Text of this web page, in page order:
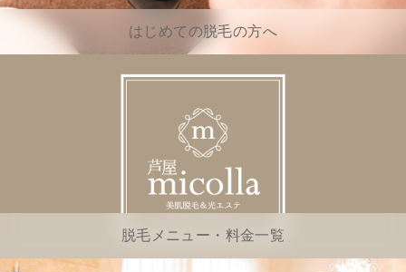
はじめての脱毛の方へ
脱毛メニュー・料金一覧